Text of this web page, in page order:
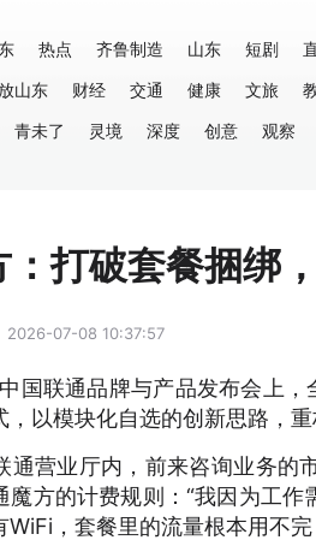
热点 齐鲁制造 山东 短剧
山东 财经 交通 健康 文旅
青未了 灵境 深度 创意 观察
：打破套餐捆绑
2026-07-08 10:37:57
国联通品牌与产品发布会上，
，以模块化自选的创新思路，
通营业厅内，前来咨询业务的
魔方的计费规则：“我因为工
WiFi，套餐里的流量根本用不